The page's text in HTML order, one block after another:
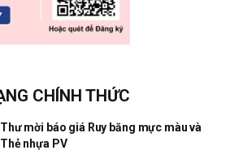
CHÍNH THỨC
Thư mời báo giá Ruy băng mực màu và
Thẻ nhựa PV